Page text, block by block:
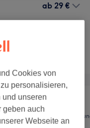
ab 29 €
Cookies von
personalisieren,
und unseren
geben auch
Webseite an